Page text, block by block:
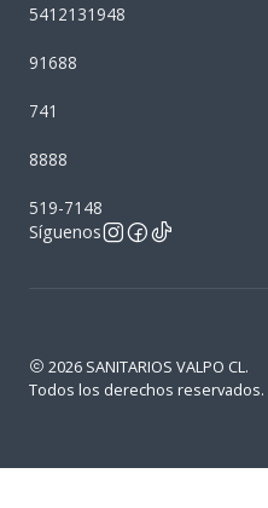
5412131948
91688
741
8888
519-7148
Síguenos
2026 SANITARIOS VALPO CL.
Todos los derechos reservados.